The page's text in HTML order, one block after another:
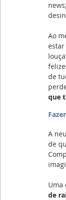
Ao
de
que
A
de
Uma
de